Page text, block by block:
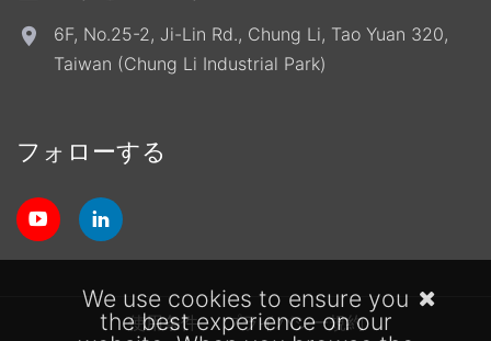
6F, No.25-2, Ji-Lin Rd., Chung Li, Tao Yuan 320,
Taiwan (Chung Li Industrial Park)
フォローする
使用条件 プライバシー規約
We use cookies to ensure you
the best experience on our